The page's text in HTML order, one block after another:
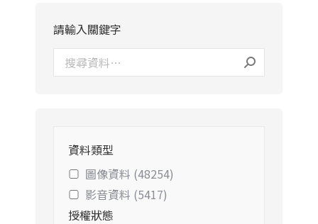
請輸入關鍵字
資料類型
圖像資料 (48254)
影音資料 (5417)
授權狀態